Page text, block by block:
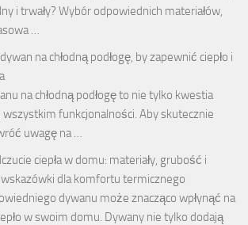
i trwały? Wybór odpowiednich materiałów,
…
na chłodną podłogę, by zapewnić ciepło i
na chłodną podłogę to nie tylko kwestia
funkcjonalności. Aby skutecznie
uwagę na …
ciepła w domu: materiały, grubość i
dla komfortu termicznego
dywanu może znacząco wpłynąć na
w swoim domu. Dywany nie tylko dodają